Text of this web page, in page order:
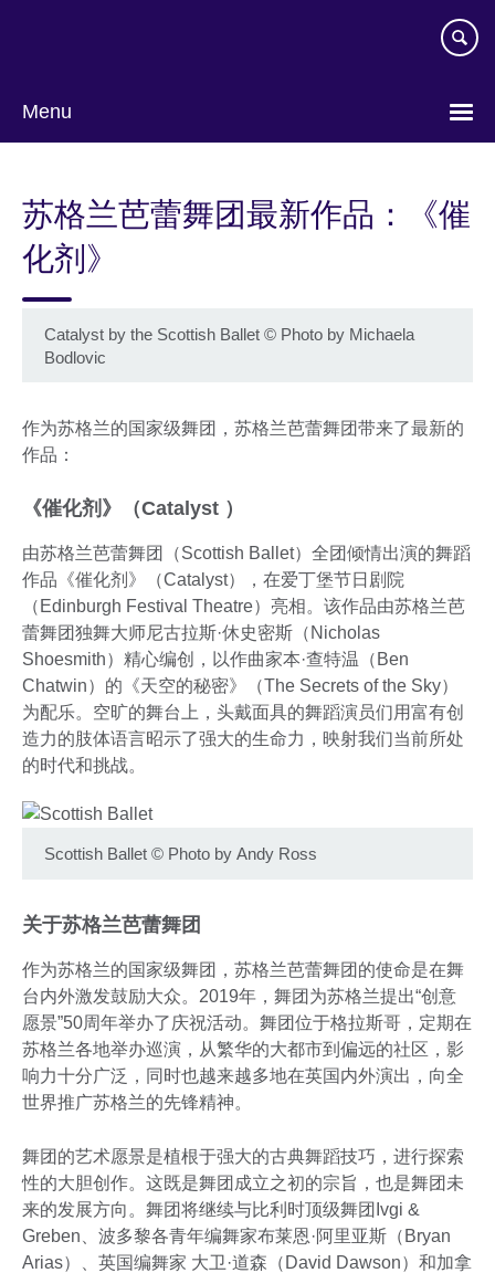
Menu
language
苏格兰芭蕾舞团最新作品：《催
化剂》
Catalyst by the Scottish Ballet © Photo by Michaela
Bodlovic
作为苏格兰的国家级舞团，苏格兰芭蕾舞团带来了最新的
作品：
《催化剂》（Catalyst ）
由苏格兰芭蕾舞团（Scottish Ballet）全团倾情出演的舞蹈
作品《催化剂》（Catalyst），在爱丁堡节日剧院
（Edinburgh Festival Theatre）亮相。该作品由苏格兰芭
蕾舞团独舞大师尼古拉斯·休史密斯（Nicholas
Shoesmith）精心编创，以作曲家本·查特温（Ben
Chatwin）的《天空的秘密》（The Secrets of the Sky）
为配乐。空旷的舞台上，头戴面具的舞蹈演员们用富有创
造力的肢体语言昭示了强大的生命力，映射我们当前所处
的时代和挑战。
Scottish Ballet © Photo by Andy Ross
关于苏格兰芭蕾舞团
作为苏格兰的国家级舞团，苏格兰芭蕾舞团的使命是在舞
台内外激发鼓励大众。2019年，舞团为苏格兰提出“创意
愿景”50周年举办了庆祝活动。舞团位于格拉斯哥，定期在
苏格兰各地举办巡演，从繁华的大都市到偏远的社区，影
响力十分广泛，同时也越来越多地在英国内外演出，向全
世界推广苏格兰的先锋精神。
舞团的艺术愿景是植根于强大的古典舞蹈技巧，进行探索
性的大胆创作。这既是舞团成立之初的宗旨，也是舞团未
来的发展方向。舞团将继续与比利时顶级舞团Ivgi &
Greben、波多黎各青年编舞家布莱恩·阿里亚斯（Bryan
Arias）、英国编舞家 大卫·道森（David Dawson）和加拿